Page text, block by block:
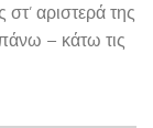
στ’ αριστερά της
– κάτω τις